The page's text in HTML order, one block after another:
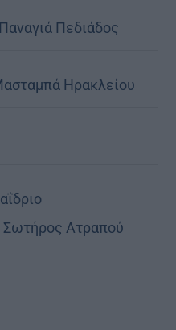
Πεδιάδος
Ηρακλείου
Ατραπού